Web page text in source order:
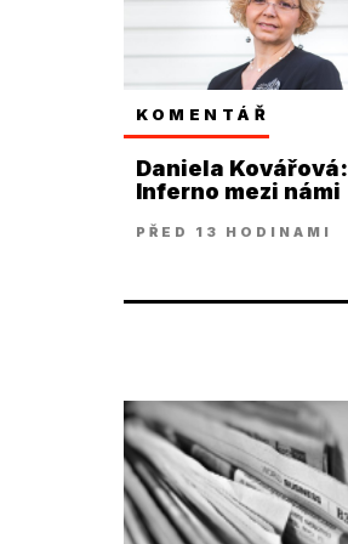
KOMENTÁŘ
Daniela Kovářová:
Inferno mezi námi
PŘED 13 HODINAMI